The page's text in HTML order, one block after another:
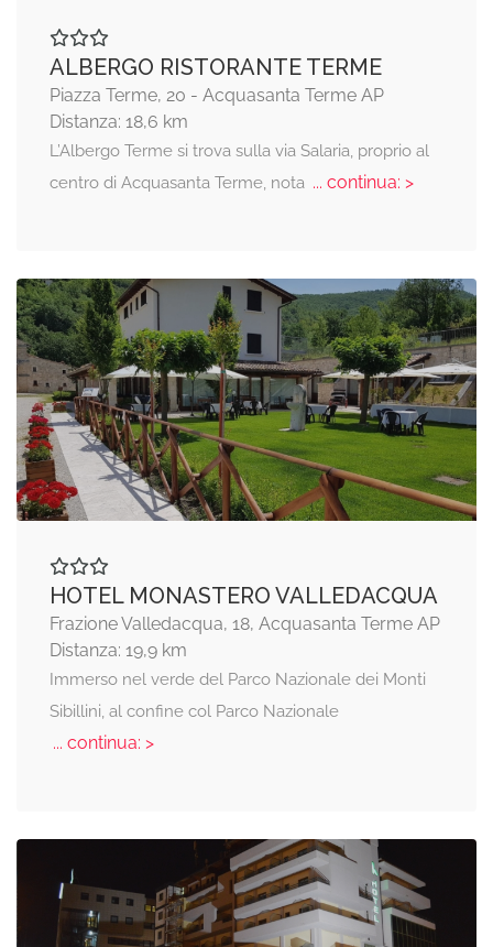
ALBERGO RISTORANTE TERME
Piazza Terme, 20 - Acquasanta Terme AP
Distanza: 18,6 km
L’Albergo Terme si trova sulla via Salaria, proprio al
centro di Acquasanta Terme, nota ... continua: >
HOTEL MONASTERO VALLEDACQUA
Frazione Valledacqua, 18, Acquasanta Terme AP
Distanza: 19,9 km
Immerso nel verde del Parco Nazionale dei Monti
Sibillini, al confine col Parco Nazionale
... continua: >